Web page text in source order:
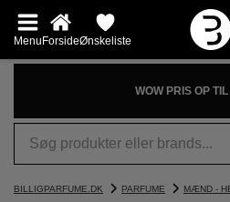
MenuForsideØnskeliste
WOW PRIS OP
BILLIGPARFUME.DK PARFUME MÆND -